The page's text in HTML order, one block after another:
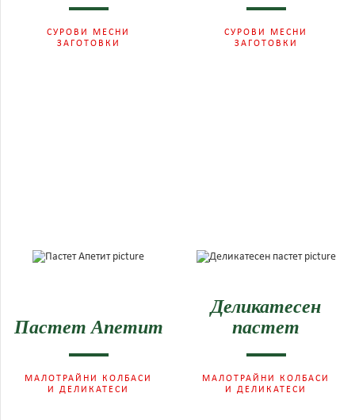
СУРОВИ МЕСНИ
ЗАГОТОВКИ
СУРОВИ МЕСНИ
ЗАГОТОВКИ
Пастет Апетит
МАЛОТРАЙНИ КОЛБАСИ
И ДЕЛИКАТЕСИ
Деликатесен
пастет
МАЛОТРАЙНИ КОЛБАСИ
И ДЕЛИКАТЕСИ